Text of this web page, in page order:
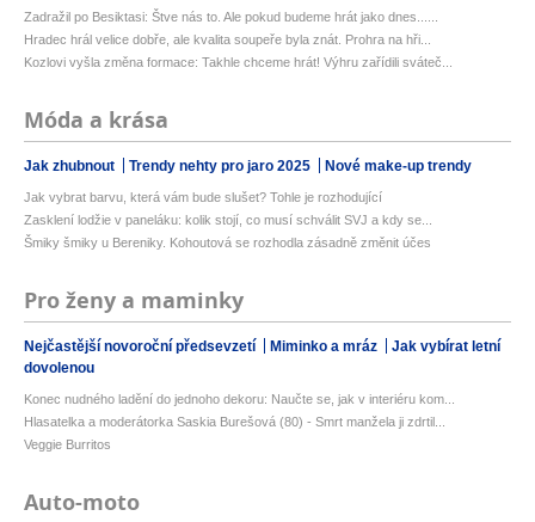
Zadražil po Besiktasi: Štve nás to. Ale pokud budeme hrát jako dnes......
Hradec hrál velice dobře, ale kvalita soupeře byla znát. Prohra na hři...
Kozlovi vyšla změna formace: Takhle chceme hrát! Výhru zařídili sváteč...
Móda a krása
Jak zhubnout Trendy nehty pro jaro 2025 Nové make-up trendy
Jak vybrat barvu, která vám bude slušet? Tohle je rozhodující
Zasklení lodžie v paneláku: kolik stojí, co musí schválit SVJ a kdy se...
Šmiky šmiky u Bereniky. Kohoutová se rozhodla zásadně změnit účes
Pro ženy a maminky
Nejčastější novoroční předsevzetí Miminko a mráz
Jak vybírat letní
dovolenou
Konec nudného ladění do jednoho dekoru: Naučte se, jak v interiéru kom...
Hlasatelka a moderátorka Saskia Burešová (80) - Smrt manžela ji zdrtil...
Veggie Burritos
Auto-moto